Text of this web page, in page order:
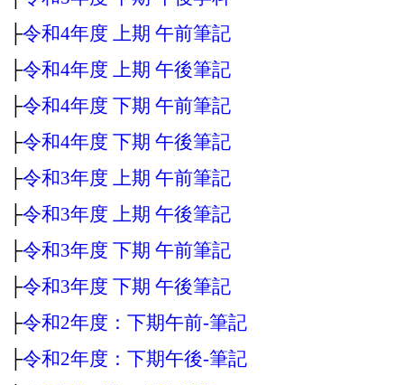
├令和4年度 上期 午前筆記
├令和4年度 上期 午後筆記
├令和4年度 下期 午前筆記
├令和4年度 下期 午後筆記
├令和3年度 上期 午前筆記
├令和3年度 上期 午後筆記
├令和3年度 下期 午前筆記
├令和3年度 下期 午後筆記
├令和2年度：下期午前‐筆記
├令和2年度：下期午後‐筆記